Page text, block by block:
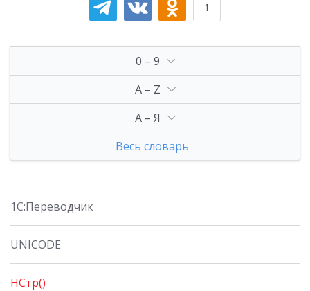
1
0 – 9
A – Z
А – Я
Весь словарь
1С:Переводчик
UNICODE
НСтр()